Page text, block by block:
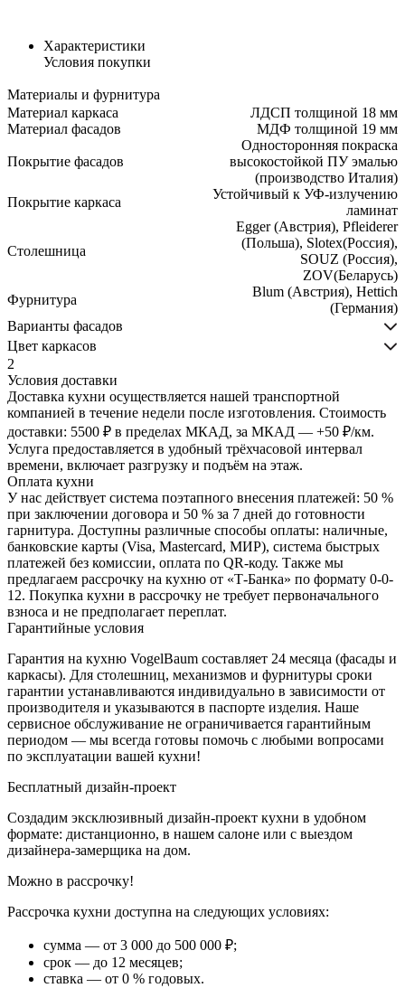
Характеристики
Условия покупки
Материалы и фурнитура
Материал каркаса
ЛДСП толщиной 18 мм
Материал фасадов
МДФ толщиной 19 мм
Покрытие фасадов
Односторонняя покраска
высокостойкой ПУ эмалью
(производство Италия)
Покрытие каркаса
Устойчивый к УФ-излучению
ламинат
Столешница
Egger (Австрия), Pfleiderer
(Польша), Slotex(Россия),
SOUZ (Россия),
ZOV(Беларусь)
Фурнитура
Blum (Австрия), Hettich
(Германия)
Варианты фасадов
Цвет каркасов
АНТРАЦИТ
БЕЛЫЙ
БАЗОВЫЙ
БУК
АРТИЗАН
ТАХО
2
Условия доставки
Доставка кухни осуществляется нашей транспортной
компанией в течение недели после изготовления. Стоимость
доставки: 5500 ₽ в пределах МКАД, за МКАД — +50 ₽/км.
Услуга предоставляется в удобный трёхчасовой интервал
времени, включает разгрузку и подъём на этаж.
Оплата кухни
У нас действует система поэтапного внесения платежей: 50 %
при заключении договора и 50 % за 7 дней до готовности
гарнитура. Доступны различные способы оплаты: наличные,
банковские карты (Visa, Mastercard, МИР), система быстрых
платежей без комиссии, оплата по QR-коду. Также мы
предлагаем рассрочку на кухню от «Т-Банка» по формату 0-0-
12. Покупка кухни в рассрочку не требует первоначального
взноса и не предполагает переплат.
Гарантийные условия
Гарантия на кухню VogelBaum составляет 24 месяца (фасады и
каркасы). Для столешниц, механизмов и фурнитуры сроки
гарантии устанавливаются индивидуально в зависимости от
производителя и указываются в паспорте изделия. Наше
сервисное обслуживание не ограничивается гарантийным
периодом — мы всегда готовы помочь с любыми вопросами
по эксплуатации вашей кухни!
Бесплатный дизайн-проект
Создадим эксклюзивный дизайн-проект кухни в удобном
формате: дистанционно, в нашем салоне или с выездом
дизайнера-замерщика на дом.
Можно в рассрочку!
Рассрочка кухни доступна на следующих условиях:
сумма — от 3 000 до 500 000 ₽;
срок — до 12 месяцев;
ставка — от 0 % годовых.